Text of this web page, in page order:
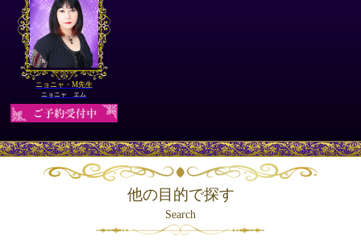
ニョニャ・М先生
ニョニャ エム
他の目的で探す
Search